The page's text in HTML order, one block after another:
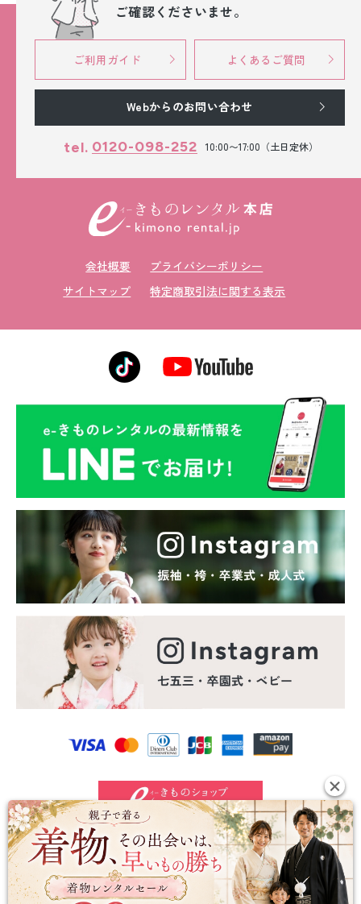
ご確認くださいませ。
ご利用ガイド よくあるご質問
Webからのお問い合わせ
tel. 0120-098-252 10:00〜17:00（土日定休）
会社概要
プライバシーポリシー
サイトマップ
特定商取引法に関する表示